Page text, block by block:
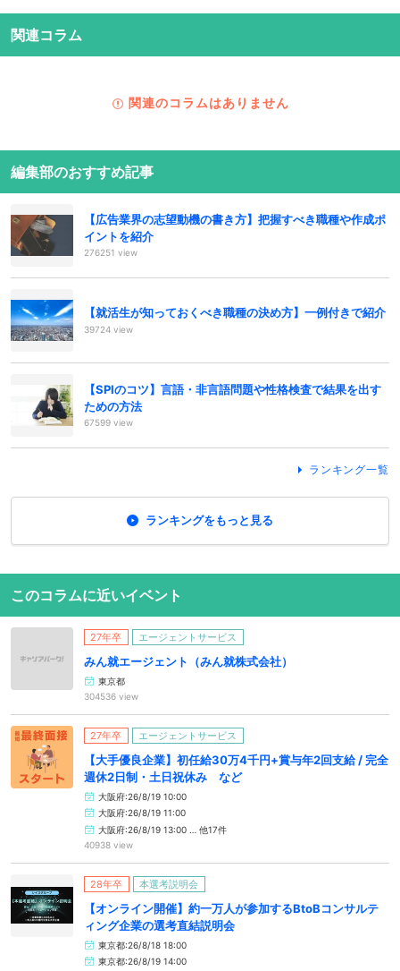
関連コラム
関連のコラムはありません
編集部のおすすめ記事
【広告業界の志望動機の書き方】把握すべき職種や作成ポ
イントを紹介
276251 view
【就活生が知っておくべき職種の決め方】一例付きで紹介
39724 view
【SPIのコツ】言語・非言語問題や性格検査で結果を出す
ための方法
67599 view
ランキング一覧
ランキングをもっと見る
このコラムに近いイベント
27年卒 エージェントサービス
みん就エージェント（みん就株式会社）
東京都
304536 view
27年卒 エージェントサービス
【大手優良企業】初任給30万4千円+賞与年2回支給 / 完全
週休2日制・土日祝休み など
大阪府:26/8/19 10:00
大阪府:26/8/19 11:00
大阪府:26/8/19 13:00 … 他17件
40938 view
28年卒 本選考説明会
【オンライン開催】約一万人が参加するBtoBコンサルテ
ィング企業の選考直結説明会
東京都:26/8/18 18:00
東京都:26/8/19 14:00